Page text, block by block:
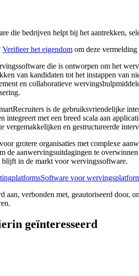
die bedrijven helpt bij het aantrekken,
Verifieer het eigendom om deze vermelding
die is ontworpen om het
van kandidaten tot het instappen van
en collaboratieve
is de gebruiksvriendelijke
integreert met een breed scala aan
vergemakkelijken en gestructureerde
grotere organisaties met complexe
de aanwervingsuitdagingen te
blijft in de markt voor wervingssoftware.
Software voor
aan, verbonden met, geautoriseerd
geïnteresseerd